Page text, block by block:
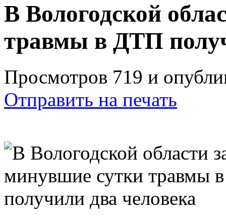
В Вологодской
травмы в ДТП
Просмотров 719 и
Отправить на печать